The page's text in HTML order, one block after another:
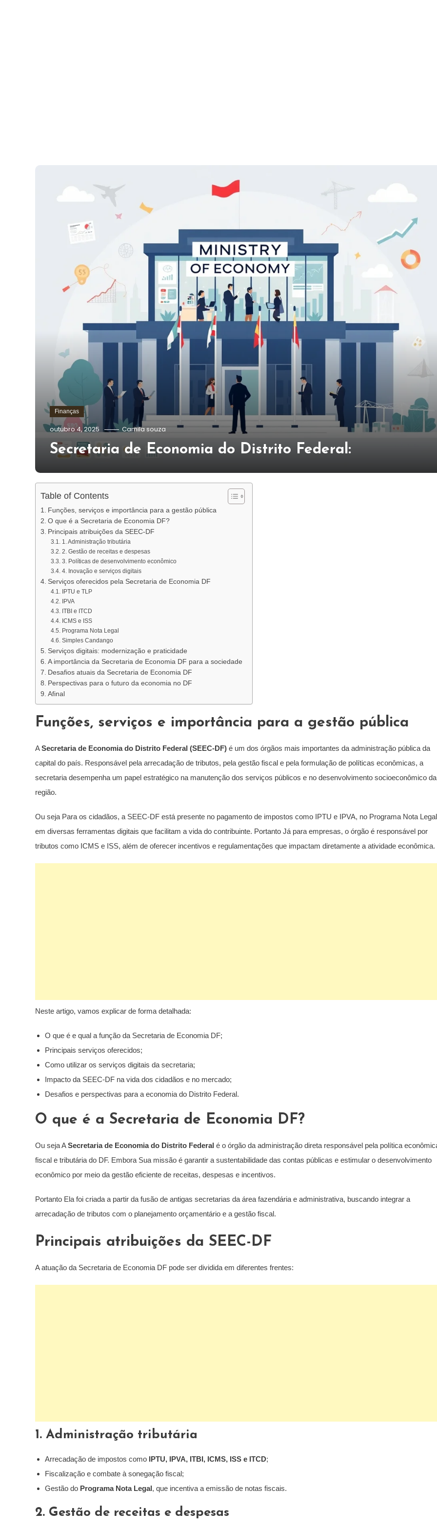
Finanças
outubro 4, 2025 Camila souza
Secretaria de Economia do Distrito Federal:
Table of Contents
Funções, serviços e importância para a gestão pública
O que é a Secretaria de Economia DF?
Principais atribuições da SEEC-DF
1. Administração tributária
2. Gestão de receitas e despesas
3. Políticas de desenvolvimento econômico
4. Inovação e serviços digitais
Serviços oferecidos pela Secretaria de Economia DF
IPTU e TLP
IPVA
ITBI e ITCD
ICMS e ISS
Programa Nota Legal
Simples Candango
Serviços digitais: modernização e praticidade
A importância da Secretaria de Economia DF para a sociedade
Desafios atuais da Secretaria de Economia DF
Perspectivas para o futuro da economia no DF
Afinal
Funções, serviços e importância para a gestão pública
ASecretaria de Economia do Distrito Federal (SEEC-DF) é um dos órgãos mais importantes da administração pública da
capital do país. Responsável pela arrecadação de tributos, pela gestão fiscal e pela formulação de políticas econômicas, a
secretaria desempenha um papel estratégico na manutenção dos serviços públicos e no desenvolvimento socioeconômico da
região.
Ou seja Para os cidadãos, a SEEC-DF está presente no pagamento de impostos como IPTU e IPVA, no Programa Nota
em diversas ferramentas digitais que facilitam a vida do contribuinte. Portanto Já para empresas, o órgão é responsável por
tributos como ICMS e ISS, além de oferecer incentivos e regulamentações que impactam diretamente a atividade econômica.
Neste artigo, vamos explicar de forma detalhada:
O que é e qual a função da Secretaria de Economia DF;
Principais serviços oferecidos;
Como utilizar os serviços digitais da secretaria;
Impacto da SEEC-DF na vida dos cidadãos e no mercado;
Desafios e perspectivas para a economia do Distrito Federal.
O que é a Secretaria de Economia DF?
Ou seja ASecretaria de Economia do Distrito Federal é o órgão da administração direta responsável pela política
fiscal e tributária do DF. Embora Sua missão é garantir a sustentabilidade das contas públicas e estimular o desenvolvimento
econômico por meio da gestão eficiente de receitas, despesas e incentivos.
Portanto Ela foi criada a partir da fusão de antigas secretarias da área fazendária e administrativa, buscando integrar a
arrecadação de tributos com o planejamento orçamentário e a gestão fiscal.
Principais atribuições da SEEC-DF
A atuação da Secretaria de Economia DF pode ser dividida em diferentes frentes:
1. Administração tributária
Arrecadação de impostos como IPTU, IPVA, ITBI, ICMS, ISS e ITCD;
Fiscalização e combate à sonegação fiscal;
Gestão do Programa Nota Legal, que incentiva a emissão de notas fiscais.
2. Gestão de receitas e despesas